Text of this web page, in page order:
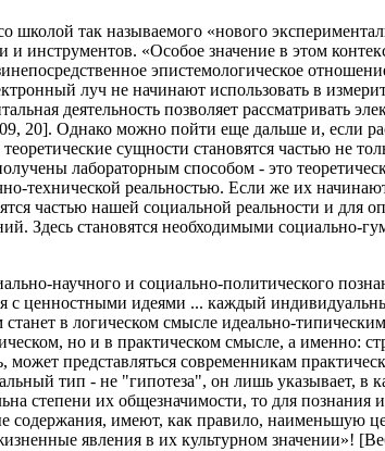
так называемого «нового
и инструментов. «Особое значение в этом
эпистемологическое
луч не начинают использовать в
деятельность позволяет рассматривать
20]. Однако можно пойти еще дальше и, если
сущности становятся частью не
лабораторным способом - это
технической реальностью. Если же их
частью нашей социальной реальности и для
Здесь становятся необходимыми социально-
научного и социально-политического
с ценностными идеями ... каждый
в логическом смысле идеально-
но и в практическом смысле, а именно:
представляться современникам
тип - не "гипотеза", он лишь указывает, в
степени их общезначимости, то для познания
содержания, имеют, как правило, наименьшую
явления в их культурном значении»!